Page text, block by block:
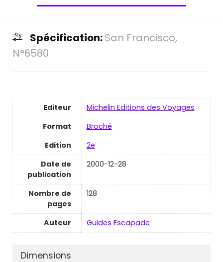
Spécification:San Francisco,
N°6580
Editeur
Michelin Editions des Voyages
Format
Broché
Edition
2e
Date de
publication
2000-12-28
Nombre de
pages
128
Auteur Guides Escapade
Dimensions